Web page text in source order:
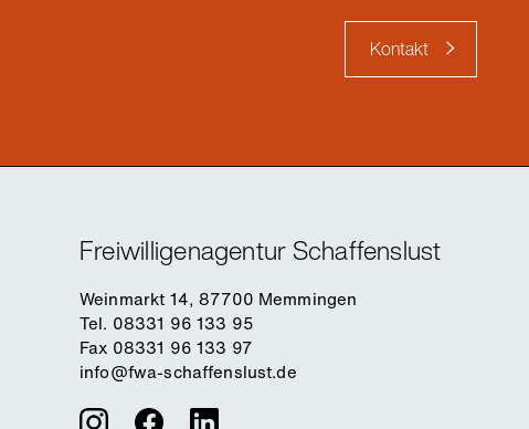
Kontakt
Freiwilligenagentur Schaffenslust
Weinmarkt 14, 87700 Memmingen
Tel. 08331 96 133 95
Fax 08331 96 133 97
info@fwa-schaffenslust.de